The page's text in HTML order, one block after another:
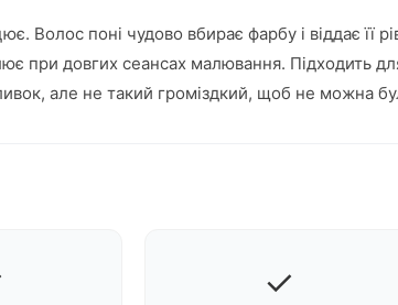
Волос поні чудово вбирає фарбу і віддає її
при довгих сеансах малювання. Підходить
але не такий громіздкий, щоб не можна
✓